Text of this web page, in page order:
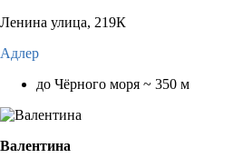
Ленина улица, 219К
Адлер
до Чёрного моря ~ 350 м
Валентина